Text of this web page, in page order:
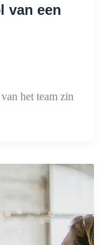
van een
het team zin